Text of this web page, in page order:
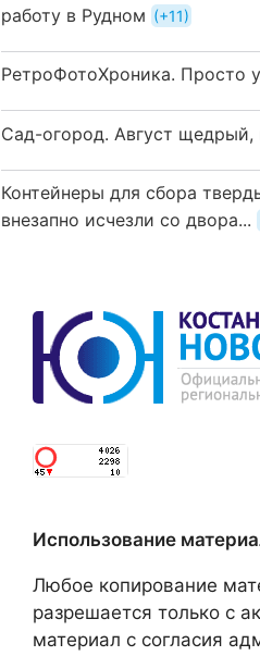
работу в Рудном
+11
РетроФотоХроника. Просто
Сад-огород. Август щедрый,
Контейнеры для сбора
внезапно исчезли со двора...
Использование
Любое копирование
разрешается только с
материал с согласия